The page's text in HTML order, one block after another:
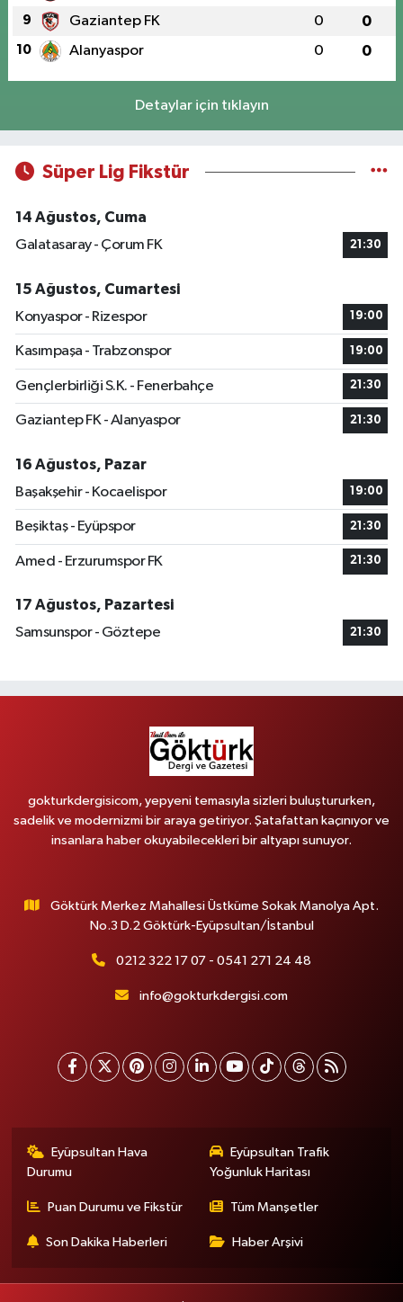
9 Gaziantep FK 0 0
10 Alanyaspor 0 0
Detaylar için tıklayın
Süper Lig Fikstür
14 Ağustos, Cuma
Galatasaray - Çorum FK
21:30
15 Ağustos, Cumartesi
Konyaspor - Rizespor
19:00
Kasımpaşa - Trabzonspor 19:00
Gençlerbirliği S.K. - Fenerbahçe 21:30
Gaziantep FK - Alanyaspor 21:30
16 Ağustos, Pazar
Başakşehir - Kocaelispor
19:00
Beşiktaş - Eyüpspor 21:30
Amed - Erzurumspor FK 21:30
17 Ağustos, Pazartesi
Samsunspor - Göztepe
21:30
gokturkdergisicom, yepyeni temasıyla sizleri buluştururken,
sadelik ve modernizmi bir araya getiriyor. Şatafattan kaçınıyor ve
insanlara haber okuyabilecekleri bir altyapı sunuyor.
Göktürk Merkez Mahallesi Üstküme Sokak Manolya Apt.
No.3 D.2 Göktürk-Eyüpsultan/İstanbul
0212 322 17 07 - 0541 271 24 48
info@gokturkdergisi.com
Eyüpsultan Hava
Durumu
Eyüpsultan Trafik
Yoğunluk Haritası
Puan Durumu ve Fikstür Tüm Manşetler
Son Dakika Haberleri Haber Arşivi